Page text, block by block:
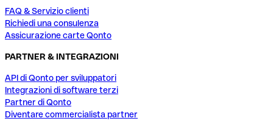
FAQ & Servizio clienti
Richiedi una consulenza
Assicurazione carte Qonto
PARTNER & INTEGRAZIONI
API di Qonto per sviluppatori
Integrazioni di software terzi
Partner di Qonto
Diventare commercialista partner